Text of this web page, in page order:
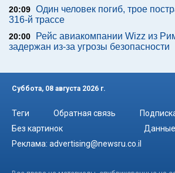
20:09 Один человек погиб, трое
316-й трассе
20:00
Рейс авиакомпании Wizz из
задержан из-за угрозы безопасности
Суббота, 08 августа 2026 г.
Теги Обратная связь
Без картинок
Данные
Реклама: advertising@newsru.co.il